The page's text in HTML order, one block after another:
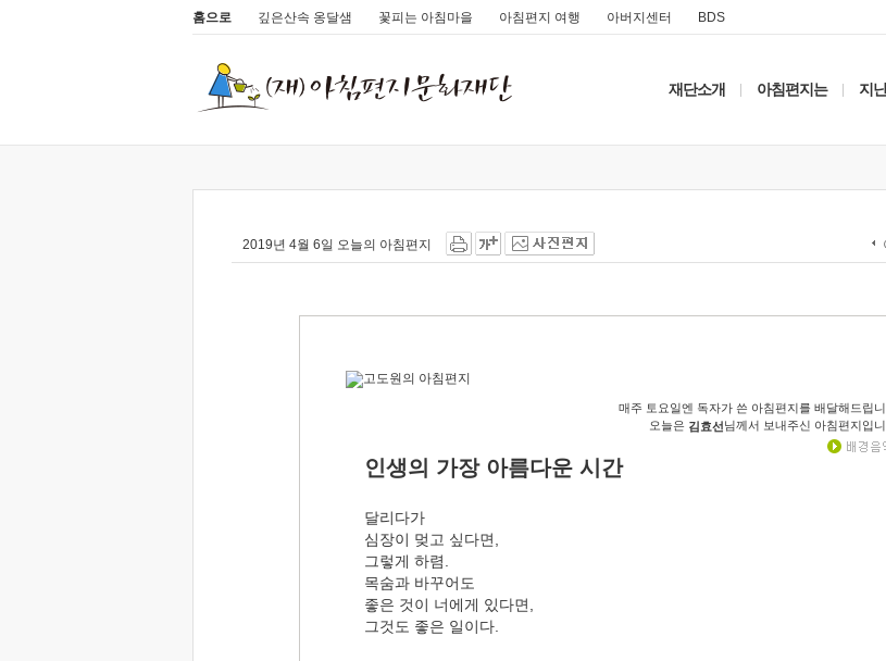
홈으로 깊은산속 옹달샘 꽃피는 아침마을 아침편지 여행 아버지센터 BDS
재단소개 아침편지는 지
2019년 4월 6일 오늘의 아침편지
매주 토요일엔 독자가 쓴 아침편지를 배달해드립
오늘은 김효선님께서 보내주신 아침편지입
인생의 가장 아름다운 시간
달리다가
심장이 멎고 싶다면,
그렇게 하렴.
목숨과 바꾸어도
좋은 것이 너에게 있다면,
그것도 좋은 일이다.